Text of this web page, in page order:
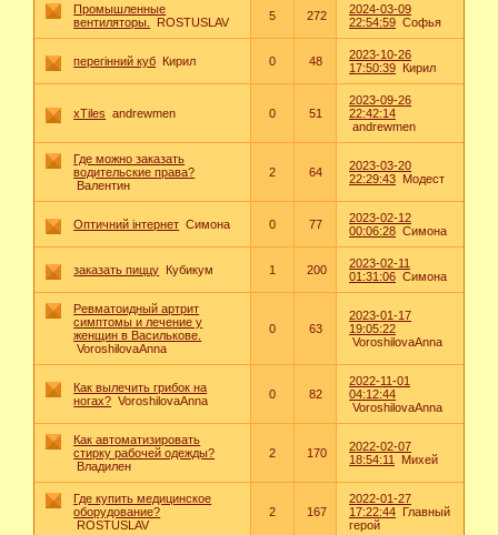
Промышленные
вентиляторы.
ROSTUSLAV 5 272
2024-03-09
22:54:59 Софья
перегінний куб Кирил 0 48
2023-10-26
17:50:39 Кирил
xTiles andrewmen 0 51
2023-09-26
22:42:14
andrewmen
Где можно заказать
водительские права?
Валентин
2 64
2023-03-20
22:29:43 Модест
Оптичний інтернет Симона 0 77
2023-02-12
00:06:28 Симона
заказать пиццу Кубикум 1 200
2023-02-11
01:31:06 Симона
Ревматоидный артрит
симптомы и лечение у
женщин в Василькове.
VoroshilovaAnna
0 63
2023-01-17
19:05:22
VoroshilovaAnna
Как вылечить грибок на
ногах? VoroshilovaAnna 0 82
2022-11-01
04:12:44
VoroshilovaAnna
Как автоматизировать
стирку рабочей одежды?
Владилен
2 170
2022-02-07
18:54:11
Михей
Где купить медицинское
оборудование?
ROSTUSLAV
2 167
2022-01-27
17:22:44 Главный
герой